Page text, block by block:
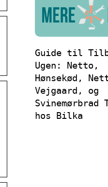
Guide til
Ugen: Netto,
Hønsekød,
Vejgaard, og
Svinemørbrad
hos Bilka